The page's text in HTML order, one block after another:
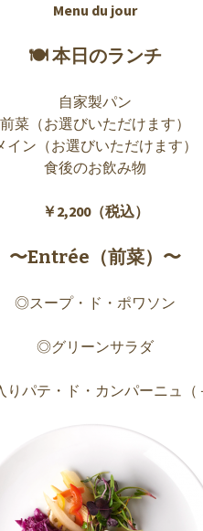
Menu du jour
🍽 本日のランチ
自家製パン
前菜（お選びいただけます）
イン（お選びいただけます）
食後のお飲み物
￥2,200（税込）
〜Entrée（前菜）〜
◎スープ・ド・ポワソン
◎グリーンサラダ
パテ・ド・カンパーニュ（